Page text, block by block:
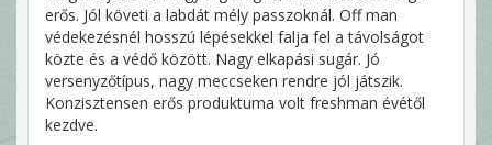
erős. Jól követi a labdát mély passzoknál. Off man
védekezésnél hosszú lépésekkel falja fel a távolságot
közte és a védő között. Nagy elkapási sugár. Jó
versenyzőtípus, nagy meccseken rendre jól játszik.
Konzisztensen erős produktuma volt freshman évétől
kezdve.